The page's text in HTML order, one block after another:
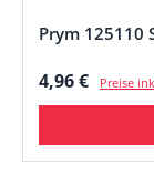
Prym 125110
Regulärer
4,96 € Preise